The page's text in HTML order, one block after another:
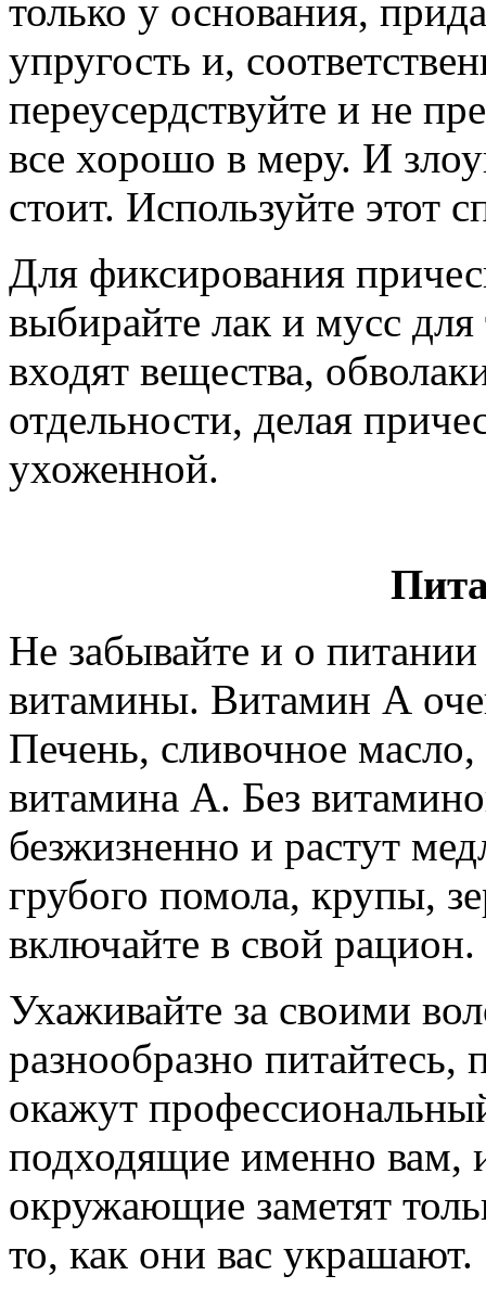
только у основания,
упругость и,
переусердствуйте и не
все хорошо в меру. И
стоит. Используйте этот
Для фиксирования
выбирайте лак и мусс
входят вещества,
отдельности, делая
ухоженной.
Не забывайте и о
витамины. Витамин А
Печень, сливочное
витамина А. Без
безжизненно и растут
грубого помола, крупы,
включайте в свой рацион.
Ухаживайте за своими
разнообразно питайтесь,
окажут
подходящие именно вам,
окружающие заметят
то, как они вас украшают.